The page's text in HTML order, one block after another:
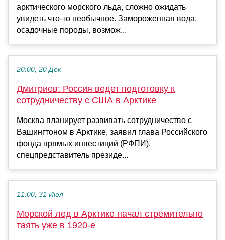
арктического морского льда, сложно ожидать
увидеть что-то необычное. Замороженная вода,
осадочные породы, возмож...
20:00, 20 Дек
Дмитриев: Россия ведет подготовку к
сотрудничеству с США в Арктике
Москва планирует развивать сотрудничество с
Вашингтоном в Арктике, заявил глава Российского
фонда прямых инвестиций (РФПИ),
спецпредставитель президе...
11:00, 31 Июл
Морской лед в Арктике начал стремительно
таять уже в 1920-е